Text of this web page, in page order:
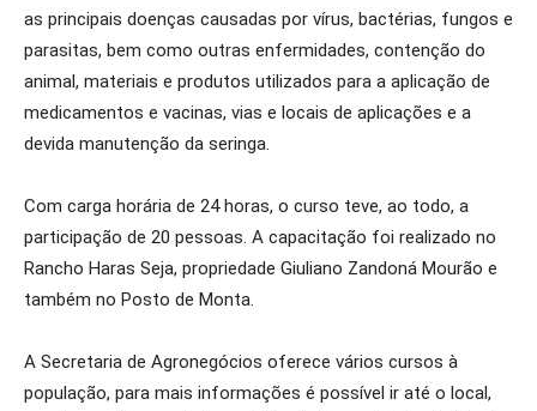
as principais doenças causadas por vírus, bactérias, fungos e
parasitas, bem como outras enfermidades, contenção do
animal, materiais e produtos utilizados para a aplicação de
medicamentos e vacinas, vias e locais de aplicações e a
devida manutenção da seringa.
Com carga horária de 24 horas, o curso teve, ao todo, a
participação de 20 pessoas. A capacitação foi realizado no
Rancho Haras Seja, propriedade Giuliano Zandoná Mourão e
também no Posto de Monta.
A Secretaria de Agronegócios oferece vários cursos à
população, para mais informações é possível ir até o local,